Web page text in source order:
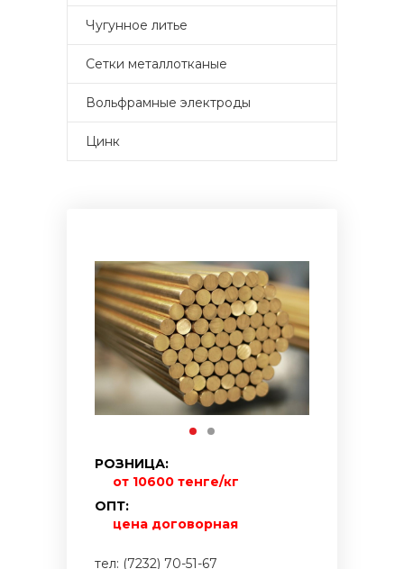
Чугунное литье
Сетки металлотканые
Вольфрамные электроды
Цинк
РОЗНИЦА:
от 10600 тенге/кг
ОПТ:
цена договорная
тел: (7232) 70-51-67